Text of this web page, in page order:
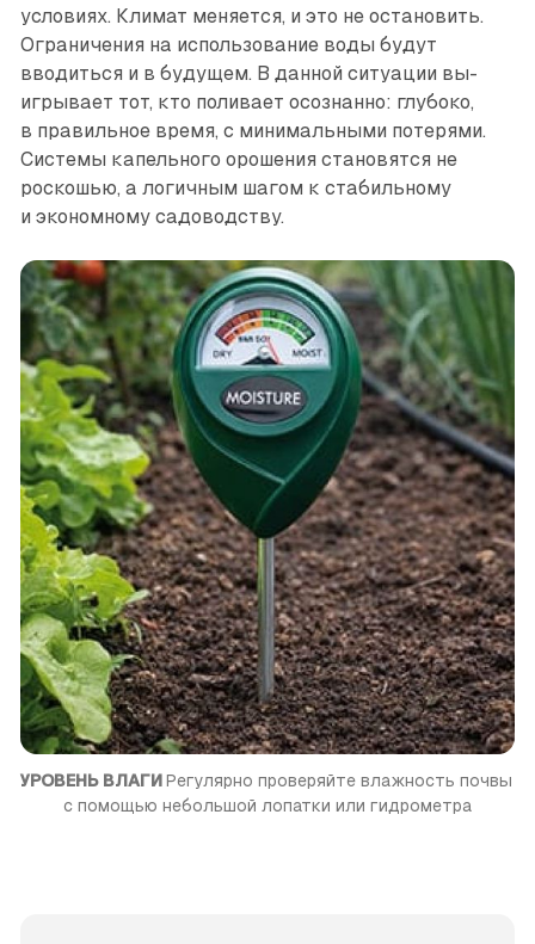
условиях. Климат меняется, и это не остановить.
Ограничения на использование воды будут
вводиться и в будущем. В данной ситуации вы­
игрывает тот, кто поливает осознанно: глубоко,
в правильное время, с минимальными потерями.
Системы капельного орошения становятся не
роскошью, а логичным шагом к стабильному
и экономному садоводству.
УРОВЕНЬ ВЛАГИ Регулярно проверяйте влажность поч­вы
с помощью небольшой лопатки или гидрометра